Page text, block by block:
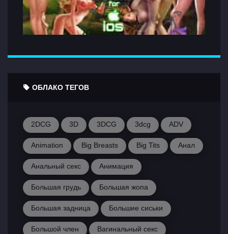
ОБЛАКО ТЕГОВ
2DCG 3D 3DCG 3dcg ADV
Animation Big Breasts Big Tits Анал
Анальный секс Анимация
Большая грудь Большая жопа
Большая задница Большие сиськи
Большой член Вагинальный секс